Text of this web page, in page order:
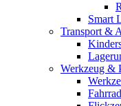
Smart
Transport &
Werkzeug &